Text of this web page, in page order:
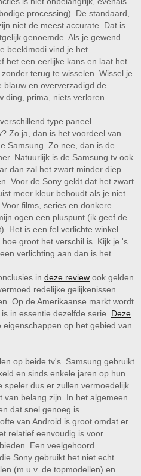
dat is wel handig.
dat je kunt open klikken voor
hen.
processing). De standaard,
niet de meest accurate. Dat is
genoemde. Als je gewend
beeldmodi vind je het
het een eerlijke kans en laat het
terug te wisselen. Wissel je
en oververzadigd de
ding, prima, niets verloren.
type paneel.
Zo ja, dan is het voordeel van
Samsung. Zo nee, dan is de
Natuurlijk is de Samsung tv ook
dan zal het zwart minder diep
Voor de Sony geldt dat het zwart
meer kleur behoudt als je niet
films, series en donkere
ogen een pluspunt (ik geef de
Het is een fel verlichte winkel
groot het verschil is. Kijk je 's
verlichting aan dan is het
in deze review ook gelden
redelijke gelijkenissen
Op de Amerikaanse markt wordt
in essentie dezelfde serie. Deze
op het gebied van
op beide tv's. Samsung gebruikt
en sinds enkele jaren op hun
speler dus er zullen vermoedelijk
van belang zijn. In het algemeen
dat snel genoeg is.
van Android is groot omdat er
relatief eenvoudig is voor
Een veelgehoord
Sony gebruikt het niet echt
(m.u.v. de topmodellen) en